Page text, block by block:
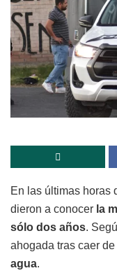
En las últimas horas
dieron a conocer la
sólo dos años.
ahogada tras caer
agua.